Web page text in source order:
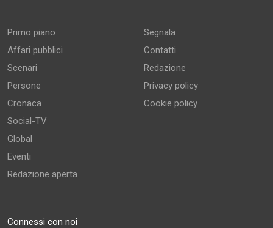
Primo piano
Affari pubblici
Scenari
Persone
Cronaca
Social-TV
Global
Eventi
Redazione aperta
Segnala
Contatti
Redazione
Privacy policy
Cookie policy
Connessi con noi